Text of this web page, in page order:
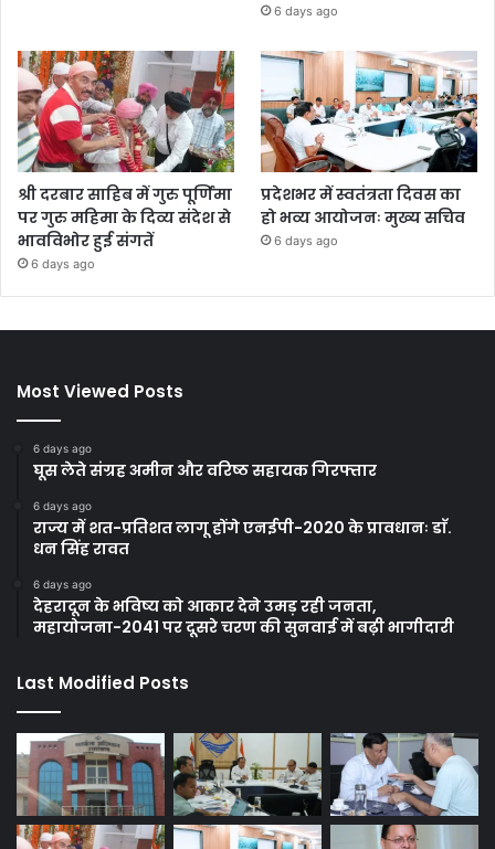
6 days ago
श्री दरबार साहिब में गुरु पूर्णिमा
पर गुरु महिमा के दिव्य संदेश से
भावविभोर हुई संगतें
6 days ago
प्रदेशभर में स्वतंत्रता दिवस का
हो भव्य आयोजनः मुख्य सचिव
6 days ago
Most Viewed Posts
6 days ago
घूस लेते संग्रह अमीन और वरिष्ठ सहायक गिरफ्तार
6 days ago
राज्य में शत-प्रतिशत लागू होंगे एनईपी-2020 के प्रावधानः डाॅ.
धन सिंह रावत
6 days ago
देहरादून के भविष्य को आकार देने उमड़ रही जनता,
महायोजना-2041 पर दूसरे चरण की सुनवाई में बढ़ी भागीदारी
Last Modified Posts